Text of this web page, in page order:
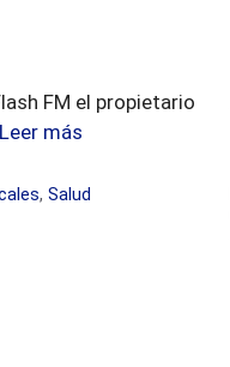
FM el propietario
Leer más
,Salud